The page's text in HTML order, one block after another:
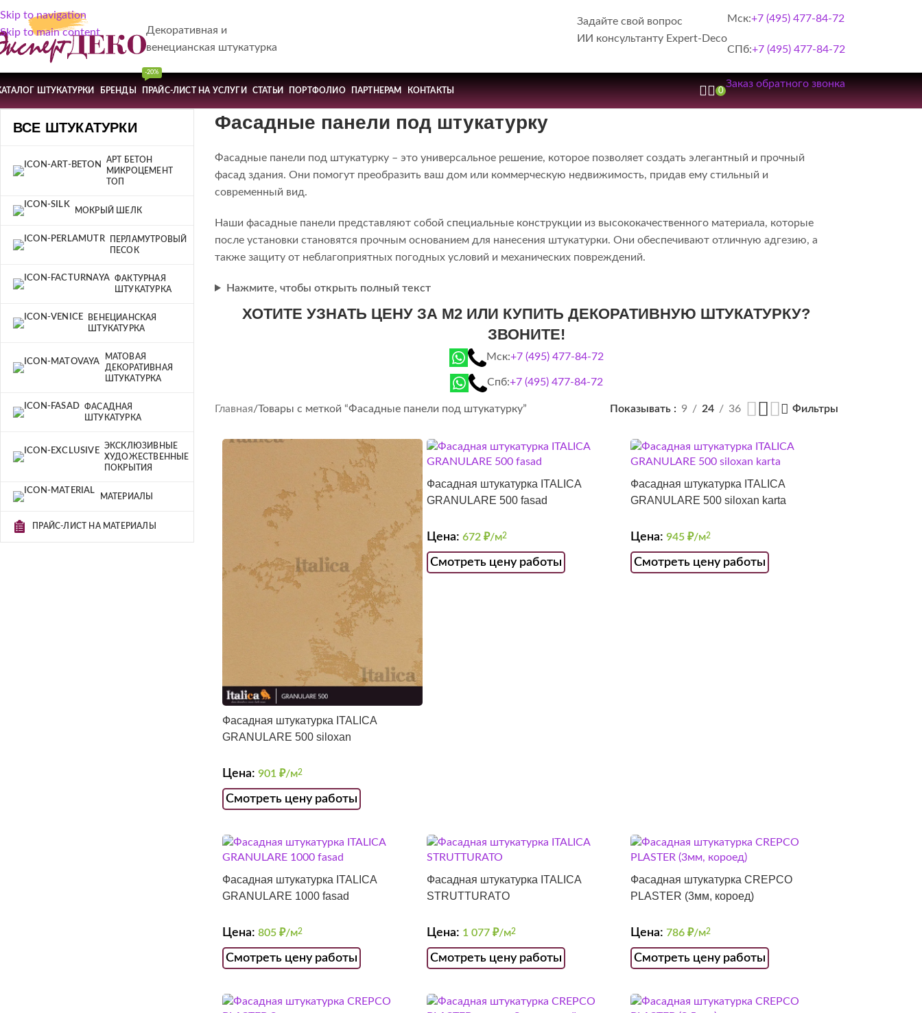
Skip to navigation
Skip to main content
Декоративная и
венецианская штукатурка
Задайте свой вопрос
ИИ консультанту Expert-Deco
Мск:+7 (495) 477-84-72
СПб:+7 (495) 477-84-72
ШТУКАТУРКИ БРЕНДЫ ПРАЙС-ЛИСТ НА УСЛУГИ
-20%
СТАТЬИ ПОРТФОЛИО ПАРТНЕРАМ КОНТАКТЫ 0
Заказ обратного звонка
ВСЕ ШТУКАТУРКИ
АРТ БЕТОН
МИКРОЦЕМЕНТ
ТОП
МОКРЫЙ ШЕЛК
ПЕРЛАМУТРОВЫЙ
ПЕСОК
ФАКТУРНАЯ
ШТУКАТУРКА
ВЕНЕЦИАНСКАЯ
ШТУКАТУРКА
МАТОВАЯ
ДЕКОРАТИВНАЯ
ШТУКАТУРКА
ФАСАДНАЯ
ШТУКАТУРКА
ЭКСКЛЮЗИВНЫЕ
ХУДОЖЕСТВЕННЫЕ
ПОКРЫТИЯ
МАТЕРИАЛЫ
ПРАЙС-ЛИСТ НА МАТЕРИАЛЫ
Фасадные панели под штукатурку
Фасадные панели под штукатурку – это универсальное решение, которое позволяет создать элегантный и прочный
фасад здания. Они помогут преобразить ваш дом или коммерческую недвижимость, придав ему стильный и
современный вид.
Наши фасадные панели представляют собой специальные конструкции из высококачественного материала, которые
после установки становятся прочным основанием для нанесения штукатурки. Они обеспечивают отличную адгезию, а
также защиту от неблагоприятных погодных условий и механических повреждений.
Нажмите, чтобы открыть полный текст
ХОТИТЕ УЗНАТЬ ЦЕНУ ЗА М2 ИЛИ КУПИТЬ ДЕКОРАТИВНУЮ ШТУКАТУРКУ?
ЗВОНИТЕ!
Мск:+7 (495) 477-84-72
Спб:+7 (495) 477-84-72
Главная Товары с меткой “Фасадные панели под штукатурку” Показывать 9 24 36 Фильтры
Фасадная штукатурка ITALICA
GRANULARE 500 siloxan
Цена: 901 ₽/м2
Смотреть цену работы
Фасадная штукатурка ITALICA
GRANULARE 500 fasad
Цена: 672 ₽/м2
Смотреть цену работы
Фасадная штукатурка ITALICA
GRANULARE 500 siloxan karta
Цена:945₽/м2
Смотреть цену работы
Фасадная штукатурка ITALICA
GRANULARE 1000 fasad
Цена: 805 ₽/м2
Смотреть цену работы
Фасадная штукатурка ITALICA
STRUTTURATO
Цена: 1 077 ₽/м2
Смотреть цену работы
Фасадная штукатурка CREPCO
PLASTER (3мм, короед)
Цена:786₽/м2
Смотреть цену работы